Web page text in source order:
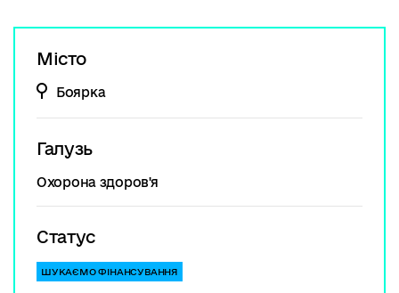
Місто
Боярка
Галузь
Охорона здоров'я
Статус
ШУКАЄМО ФІНАНСУВАННЯ